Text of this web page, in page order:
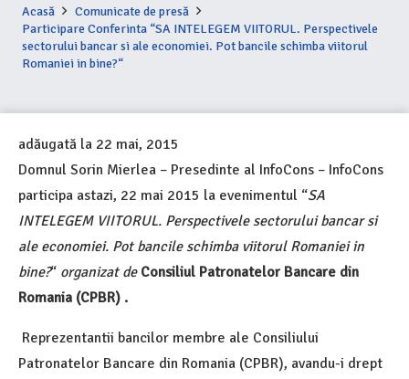
Acasă
Comunicate de presă
Participare Conferinta “SA INTELEGEM VIITORUL. Perspectivele
sectorului bancar si ale economiei. Pot bancile schimba viitorul
Romaniei in bine?“
adăugată la 22 mai, 2015
Domnul Sorin Mierlea – Presedinte al InfoCons – InfoCons
participa astazi, 22 mai 2015 la evenimentul “SA
INTELEGEM VIITORUL. Perspectivele sectorului bancar si
ale economiei. Pot bancile schimba viitorul Romaniei in
bine?“ organizat de Consiliul Patronatelor Bancare din
Romania (CPBR) .
Reprezentantii bancilor membre ale Consiliului
Patronatelor Bancare din Romania (CPBR), avandu-i drept